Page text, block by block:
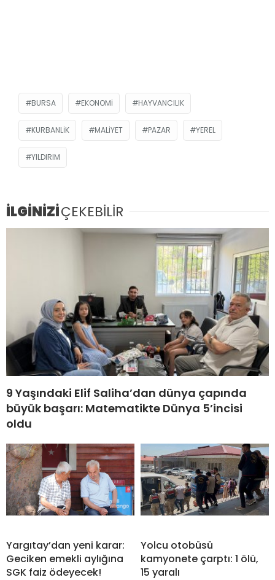
BURSA EKONOMI HAYVANCILIK
KURBANLIK MALIYET PAZAR YEREL
YILDIRIM
İLGİNİZİÇEKEBİLİR
9 Yaşındaki Elif Saliha’dan dünya çapında
büyük başarı: Matematikte Dünya 5’incisi
oldu
Yargıtay’dan yeni karar:
Geciken emekli aylığına
SGK faiz ödeyecek!
Yolcu otobüsü
kamyonete çarptı: 1 ölü,
15 yaralı